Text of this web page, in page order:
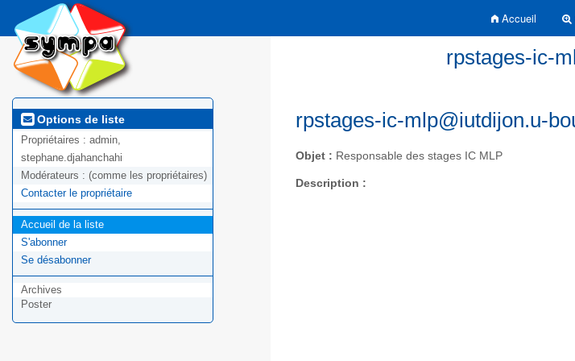
Accueil
rpstages-ic-
Options de liste
Propriétaires : admin,
stephane.djahanchahi
Modérateurs : (comme les propriétaires)
Contacter le propriétaire
Accueil de la liste
S'abonner
Se désabonner
Archives
Poster
rpstages-ic-mlp@iutdijon.u-
Objet : Responsable des stages IC MLP
Description :